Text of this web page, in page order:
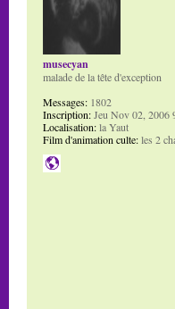
musecyan
malade de la tête d'exception
Messages: 1802
Inscription:Jeu Nov 02, 2006
Localisation:la Yaut
Film d'animation culte:les 2